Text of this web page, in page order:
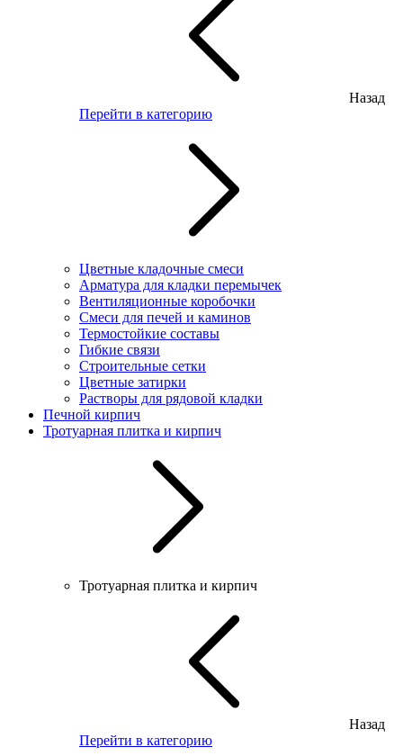
Назад
Перейти в категорию
Цветные кладочные смеси
Арматура для кладки перемычек
Вентиляционные коробочки
Смеси для печей и каминов
Термостойкие составы
Гибкие связи
Строительные сетки
Цветные затирки
Растворы для рядовой кладки
Печной кирпич
Тротуарная плитка и кирпич
Тротуарная плитка и кирпич
Назад
Перейти в категорию